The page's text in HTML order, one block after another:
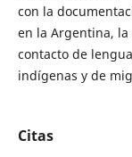
con la
en la Argentina,
contacto de
indígenas y de
Citas